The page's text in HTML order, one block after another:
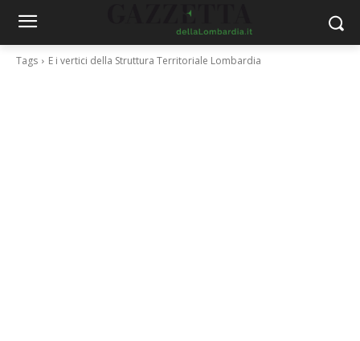
Tags E i vertici della Struttura Territoriale Lombardia